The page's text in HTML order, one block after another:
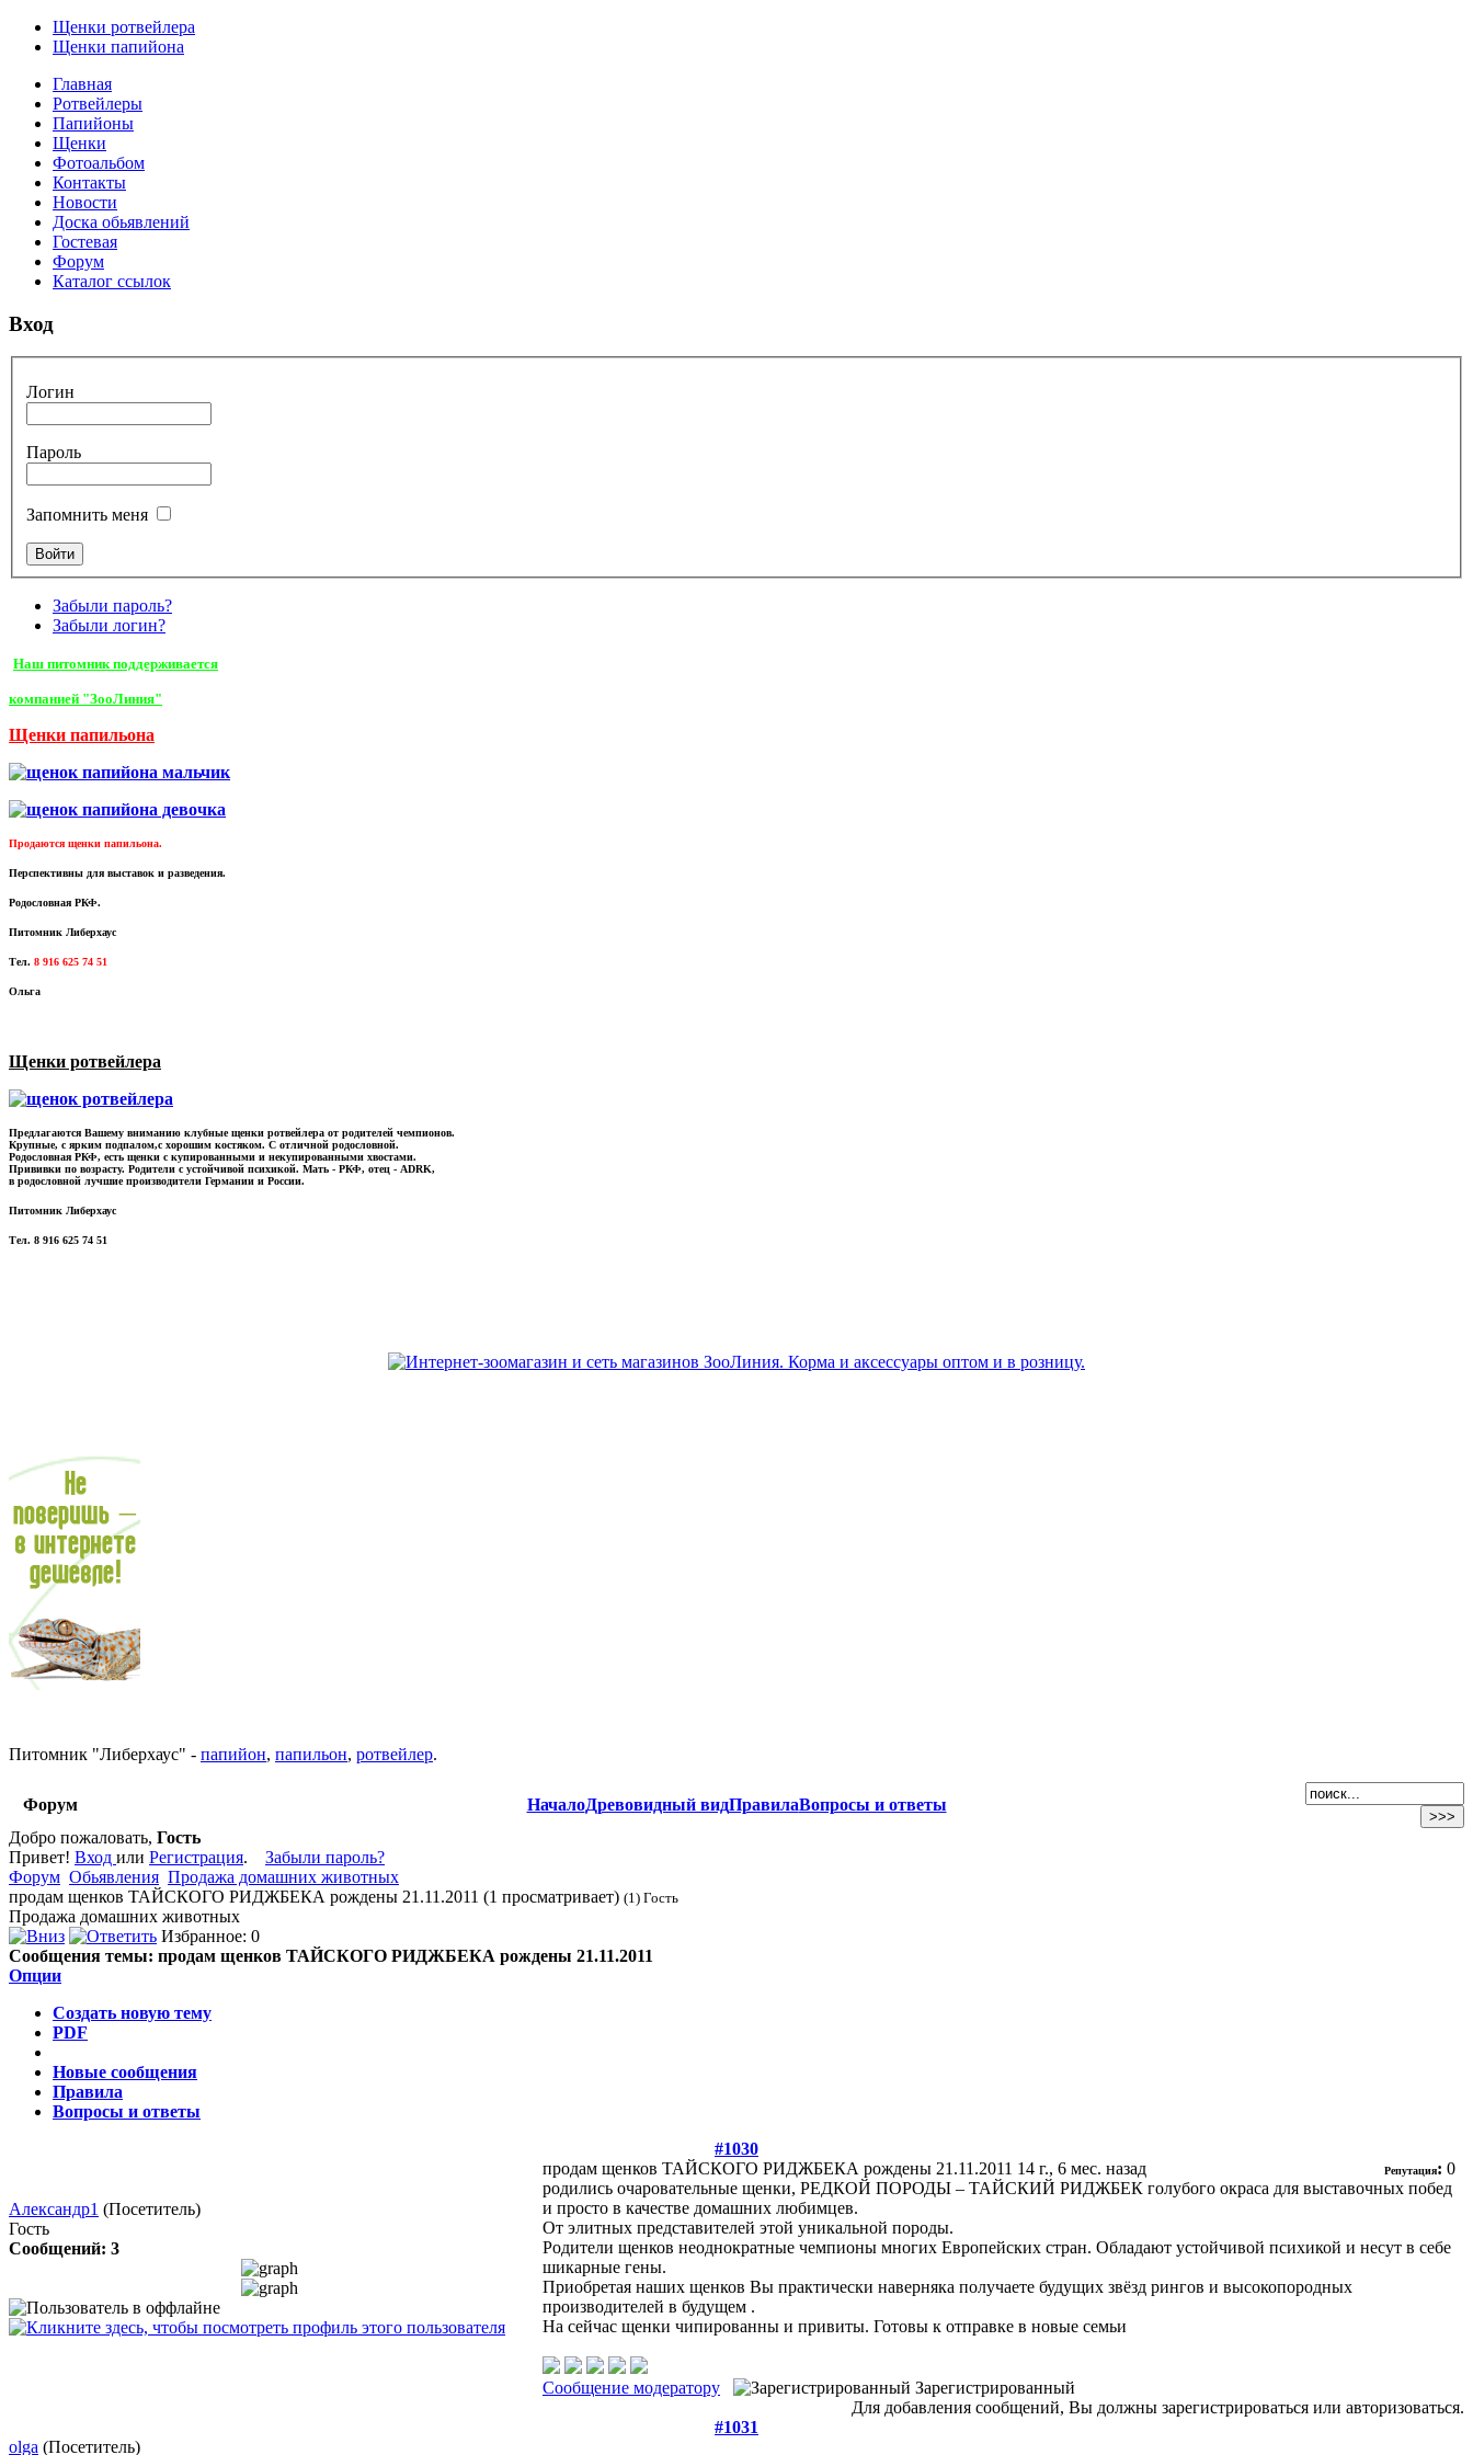
Щенки ротвейлера
Щенки папийона
Главная
Ротвейлеры
Папийоны
Щенки
Фотоальбом
Контакты
Новости
Доска обьявлений
Гостевая
Форум
Каталог ссылок
Вход
Логин
Пароль
Запомнить меня
Забыли пароль?
Забыли логин?
Наш питомник поддерживается
компанией "ЗооЛиния"
Щенки папильона
Продаются щенки папильона.
Перспективны для выставок и разведения.
Родословная РКФ.
Питомник Либерхаус
Тел. 8 916 625 74 51
Ольга
Щенки ротвейлера
Предлагаются Вашему вниманию клубные щенки ротвейлера от родителей чемпионов.
Крупные, с ярким подпалом,с хорошим костяком. С отличной родословной.
Родословная РКФ, есть щенки с купированными и некупированными хвостами.
Прививки по возрасту. Родители с устойчивой психикой. Мать - РКФ, отец - ADRK,
в родословной лучшие производители Германии и России.
Питомник Либерхаус
Тел. 8 916 625 74 51
Питомник "Либерхаус" - папийон, папильон, ротвейлер.
Форум НачалоДревовидный видПравилаВопросы и ответы
Добро пожаловать, Гость
Привет! Вход или Регистрация. Забыли пароль?
Форум Обьявления Продажа домашних животных
продам щенков ТАЙСКОГО РИДЖБЕКА рождены 21.11.2011 (1 просматривает) (1) Гость
Продажа домашних животных
Избранное: 0
Сообщения темы: продам щенков ТАЙСКОГО РИДЖБЕКА рождены 21.11.2011
Опции
Создать новую тему
PDF
Новые сообщения
Правила
Вопросы и ответы
#1030
Александр1 (Посетитель)
Гость
Сообщений: 3
продам щенков ТАЙСКОГО РИДЖБЕКА рождены 21.11.2011 14 г., 6 мес. назад Репутация: 0
родились очаровательные щенки, РЕДКОЙ ПОРОДЫ – ТАЙСКИЙ РИДЖБЕК голубого окраса для выставочных побед
и просто в качестве домашних любимцев.
От элитных представителей этой уникальной породы.
Родители щенков неоднократные чемпионы многих Европейских стран. Обладают устойчивой психикой и несут в себе
шикарные гены.
Приобретая наших щенков Вы практически наверняка получаете будущих звёзд рингов и высокопородных
производителей в будущем .
На сейчас щенки чипированны и привиты. Готовы к отправке в новые семьи
Сообщение модератору
Зарегистрированный
Для добавления сообщений, Вы должны зарегистрироваться или авторизоваться.
#1031
olga (Посетитель)